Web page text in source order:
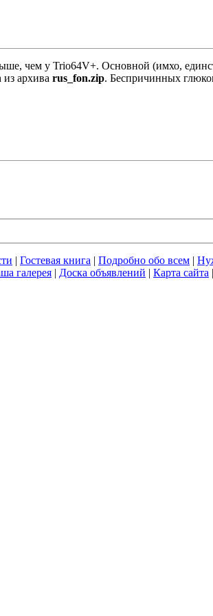
чем у Trio64V+. Основной (имхо,
архива rus_fon.zip. Беспричинных
| Гостевая книга | Подробно обо всем |
галерея | Доска объявлений | Карта сайта |